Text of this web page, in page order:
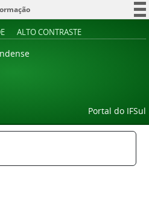
ALTO CONTRASTE
Portal do IFSul